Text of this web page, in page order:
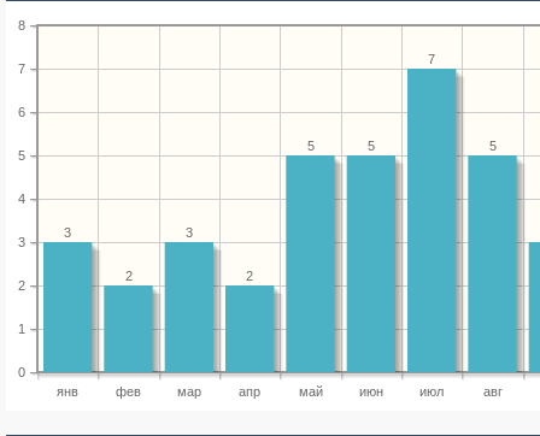
янв фев мар апр май июн июл авг
0
1
2
3
4
5
6
7
8
5
7
5
5
2
3
2
3